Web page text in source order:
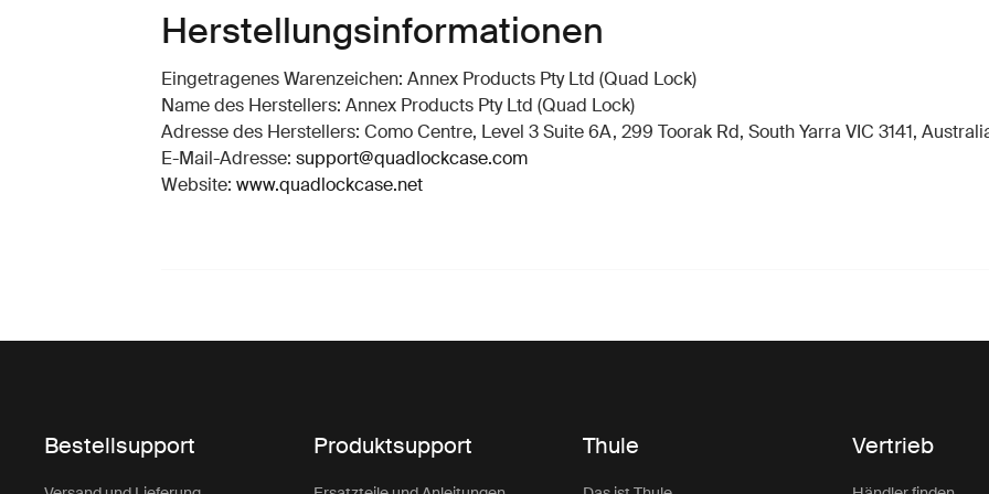
Herstellungsinformationen
Eingetragenes Warenzeichen: Annex Products Pty Ltd (Quad Lock)
Name des Herstellers: Annex Products Pty Ltd (Quad Lock)
Adresse des Herstellers: Como Centre, Level 3 Suite 6A, 299 Toorak Rd, South Yarra VIC 3141,
E-Mail-Adresse: support@quadlockcase.com
Website: www.quadlockcase.net
Bestellsupport Produktsupport Thule Vertrieb